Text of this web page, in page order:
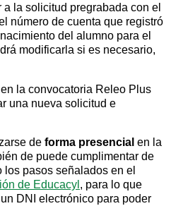
la solicitud pregrabada con el
número de cuenta que registró
del alumno para el
modificarla si es necesario,
la convocatoria Releo Plus
una nueva solicitud e
de forma presencial en la
de puede cumplimentar de
los pasos señalados en el
de Educacyl , para lo que
DNI electrónico para poder